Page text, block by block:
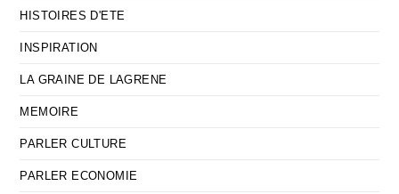
HISTOIRES D'ETE
INSPIRATION
LA GRAINE DE LAGRENE
MEMOIRE
PARLER CULTURE
PARLER ECONOMIE